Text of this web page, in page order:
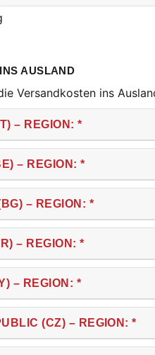
AUSLAND
Versandkosten ins
– REGION: *
– REGION: *
– REGION: *
– REGION: *
– REGION: *
(CZ) – REGION: *